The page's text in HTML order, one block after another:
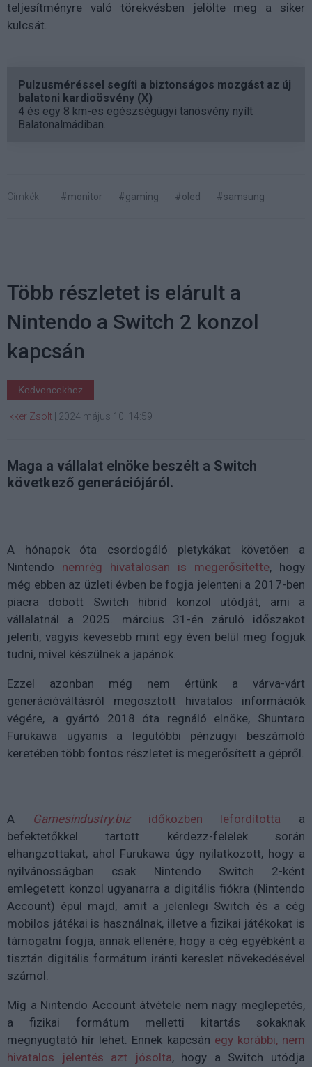
teljesítményre való törekvésben jelölte meg a siker
kulcsát.
Pulzusméréssel segíti a biztonságos mozgást az új
balatoni kardioösvény (X)
4 és egy 8 km-es egészségügyi tanösvény nyílt
Balatonalmádiban.
Címkék: #monitor #gaming #oled #samsung
Több részletet is elárult a
Nintendo a Switch 2 konzol
kapcsán
Kedvencekhez
Ikker Zsolt 2024 május 10. 14:59
Maga a vállalat elnöke beszélt a Switch
következő generációjáról.
A hónapok óta csordogáló pletykákat követően a
Nintendo nemrég hivatalosan is megerősítette, hogy
még ebben az üzleti évben be fogja jelenteni a 2017-ben
piacra dobott Switch hibrid konzol utódját, ami a
vállalatnál a 2025. március 31-én záruló időszakot
jelenti, vagyis kevesebb mint egy éven belül meg fogjuk
tudni, mivel készülnek a japánok.
Ezzel azonban még nem értünk a várva-várt
generációváltásról megosztott hivatalos információk
végére, a gyártó 2018 óta regnáló elnöke, Shuntaro
Furukawa ugyanis a legutóbbi pénzügyi beszámoló
keretében több fontos részletet is megerősített a gépről.
A Gamesindustry.bizidőközben lefordította a
befektetőkkel tartott kérdezz-felelek során
elhangzottakat, ahol Furukawa úgy nyilatkozott, hogy a
nyilvánosságban csak Nintendo Switch 2-ként
emlegetett konzol ugyanarra a digitális fiókra (Nintendo
Account) épül majd, amit a jelenlegi Switch és a cég
mobilos játékai is használnak, illetve a fizikai játékokat is
támogatni fogja, annak ellenére, hogy a cég egyébként a
tisztán digitális formátum iránti kereslet növekedésével
számol.
Míg a Nintendo Account átvétele nem nagy meglepetés,
a fizikai formátum melletti kitartás sokaknak
megnyugtató hír lehet. Ennek kapcsán egy korábbi, nem
hivatalos jelentés azt jósolta, hogy a Switch utódja